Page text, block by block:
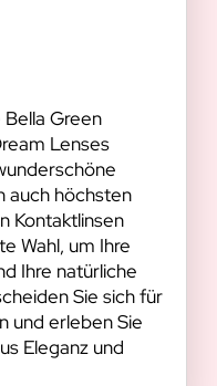
Green
Lenses
auch höchsten
Kontaktlinsen
Wahl, um Ihre
Ihre natürliche
Sie sich für
und erleben Sie
Eleganz und